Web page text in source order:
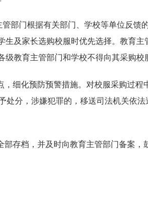
部门根据有关部门、学校等单位反馈
生及家长选购校服时优先选择。教育主
级教育主管部门和学校不得向其采购校
细化预防预警措施。对校服采购过程
处分，涉嫌犯罪的，移送司法机关依法
存档，并及时向教育主管部门备案，